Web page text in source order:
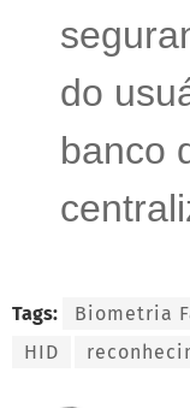
do
banco
Tags: Biometria
HID